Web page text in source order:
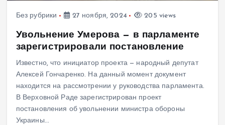
Без рубрики 27 ноября, 2024 205 views
Увольнение Умерова — в парламенте
зарегистрировали постановление
Известно, что инициатор проекта — народный депутат
Алексей Гончаренко. На данный момент документ
находится на рассмотрении у руководства парламента.
В Верховной Раде зарегистрирован проект
постановления об увольнении министра обороны
Украины…